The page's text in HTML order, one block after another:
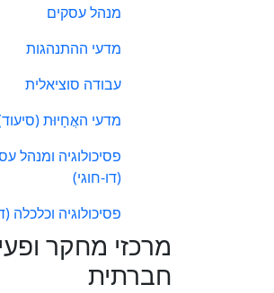
מנהל עסקים
מדעי ההתנהגות
עבודה סוציאלית
מדעי האֲחָיוּת
פסיכולוגיה ומנהל
(דו-חוגי)
פסיכולוגיה וכלכלה
מרכזי מחקר
חברתית